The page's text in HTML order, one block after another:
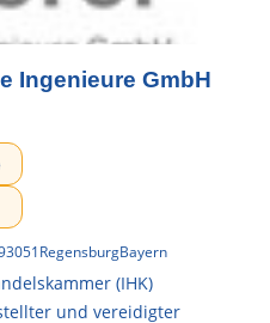
Ingenieure GmbH
RegensburgBayern
(IHK)
und vereidigter